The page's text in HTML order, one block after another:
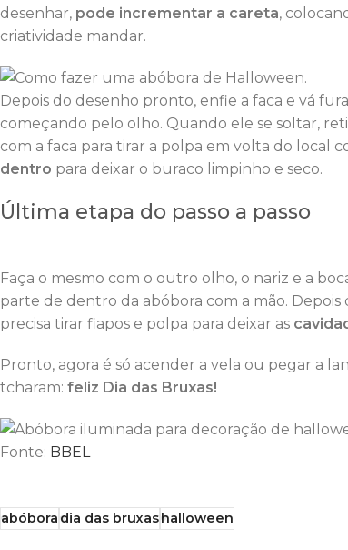
desenhar, pode incrementar a careta,
criatividade mandar.
Depois do desenho pronto, enfie a faca e vá
começando pelo olho. Quando ele se soltar,
com a faca para tirar a polpa em volta do local
dentro para deixar o buraco limpinho e seco.
Última etapa do passo a passo
Faça o mesmo com o outro olho, o nariz e a
parte de dentro da abóbora com a mão. Depois
precisa tirar fiapos e polpa para deixar as
Pronto, agora é só acender a vela ou pegar a
tcharam: feliz Dia das Bruxas!
Fonte: BBEL
abóboradia das bruxashalloween